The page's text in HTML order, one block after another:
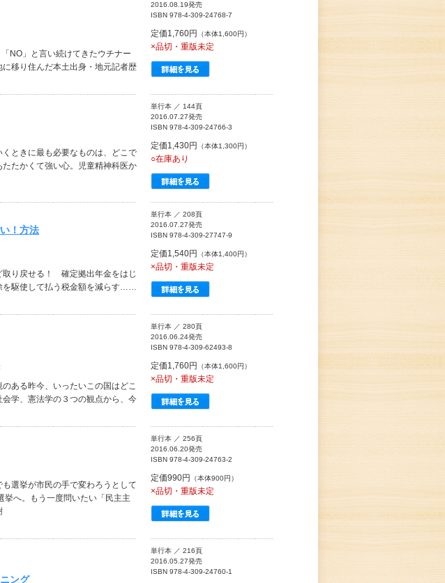
NO」と言い続けてきたウチナー
移り住んだ本土出身・地元記者歴
2016.08.19発売
ISBN 978-4-309-24768-7
定価1,760円 （本体1,600円）
×品切・重版未定
ときに最も必要なものは、どこで
たかくて強い心。児童精神科医か
単行本 ／ 144頁
2016.07.27発売
ISBN 978-4-309-24766-3
定価1,430円 （本体1,300円）
○在庫あり
！方法
取り戻せる！ 確定拠出年金をはじ
を駆使して払う税金額を減らす……
単行本 ／ 208頁
2016.07.27発売
ISBN 978-4-309-27747-9
定価1,540円 （本体1,400円）
×品切・重版未定
ある昨今、いったいこの国はどこ
学、憲法学の３つの観点から、今
単行本 ／ 280頁
2016.06.24発売
ISBN 978-4-309-62493-8
定価1,760円 （本体1,600円）
×品切・重版未定
選挙が市民の手で変わろうとして
へ。もう一度問いたい「民主主
単行本 ／ 256頁
2016.06.20発売
ISBN 978-4-309-24763-2
定価990円 （本体900円）
×品切・重版未定
ング
単行本 ／ 216頁
2016.05.27発売
ISBN 978-4-309-24760-1